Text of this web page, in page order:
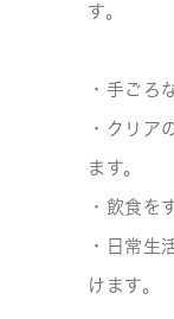
す。
・手ごろ
・クリア
ます。
・飲食を
・日常生
けます。